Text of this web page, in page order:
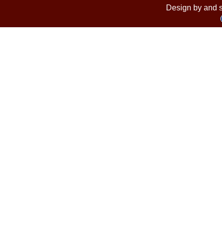
Design by and